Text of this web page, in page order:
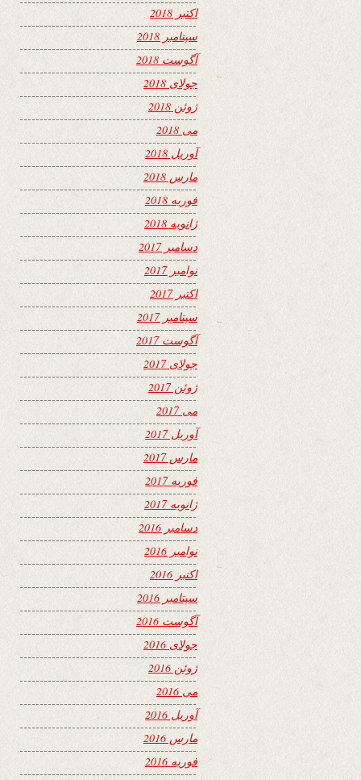
اکتبر 2018
سپتامبر 2018
آگوست 2018
جولای 2018
ژوئن 2018
می 2018
آوریل 2018
مارس 2018
فوریه 2018
ژانویه 2018
دسامبر 2017
نوامبر 2017
اکتبر 2017
سپتامبر 2017
آگوست 2017
جولای 2017
ژوئن 2017
می 2017
آوریل 2017
مارس 2017
فوریه 2017
ژانویه 2017
دسامبر 2016
نوامبر 2016
اکتبر 2016
سپتامبر 2016
آگوست 2016
جولای 2016
ژوئن 2016
می 2016
آوریل 2016
مارس 2016
فوریه 2016